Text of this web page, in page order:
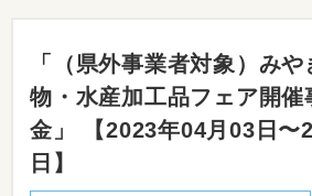
「（県外事業者対象）み
物・水産加工品フェア開催
金」 【2023年04月03日〜
日】